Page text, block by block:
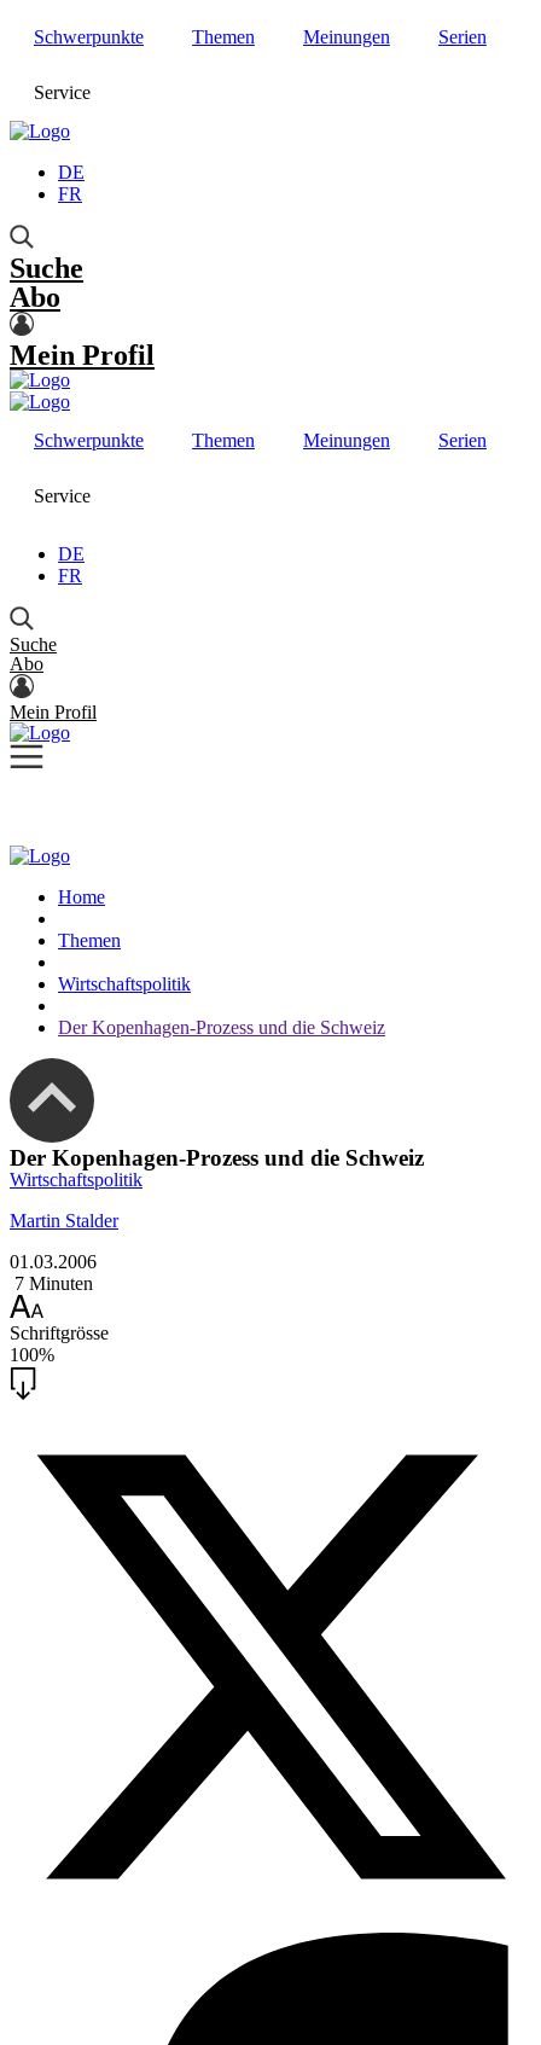
Schwerpunkte Themen Meinungen Serien
Service
DE
FR
Suche
Abo
Mein Profil
Schwerpunkte Themen Meinungen Serien
Service
DE
FR
Suche
Abo
Mein Profil
Home
Themen
Wirtschaftspolitik
Der Kopenhagen-Prozess und die Schweiz
Der Kopenhagen-Prozess und die Schweiz
Wirtschaftspolitik
Martin Stalder
01.03.2006
7 Minuten
Schriftgrösse
100%